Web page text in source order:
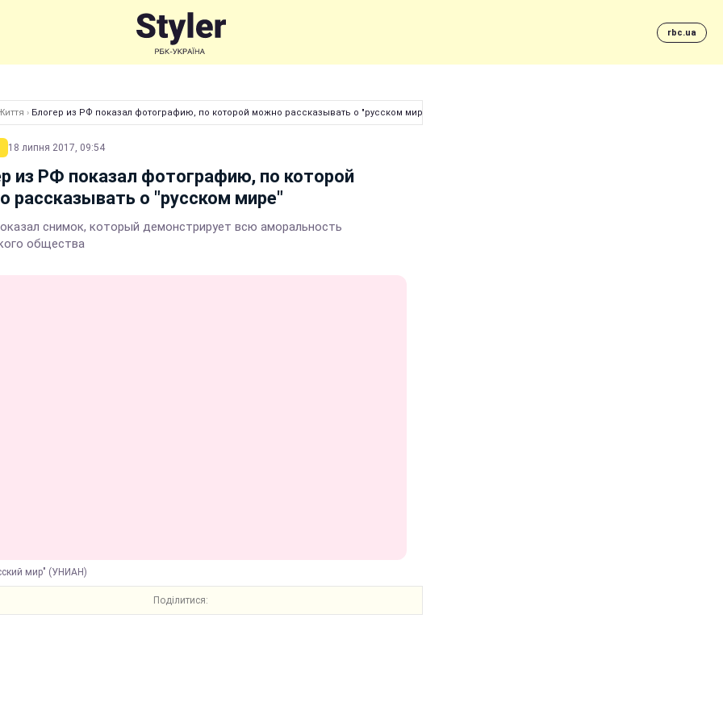
rbc.ua
› Блогер из РФ показал фотографию, по которой можно рассказывать о "русском мире"
18 липня 2017, 09:54
из РФ показал фотографию, по которой
рассказывать о "русском мире"
снимок, который демонстрирует всю аморальность
общества
мир" (УНИАН)
Поділитися: